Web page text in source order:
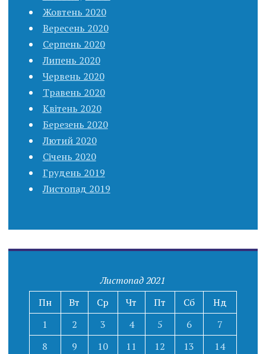
Жовтень 2020
Вересень 2020
Серпень 2020
Липень 2020
Червень 2020
Травень 2020
Квітень 2020
Березень 2020
Лютий 2020
Січень 2020
Грудень 2019
Листопад 2019
Листопад 2021
Пн
Вт Ср Чт Пт Сб
Нд
1
2 3 4 5 6
7
8
9 10 11 12 13 14